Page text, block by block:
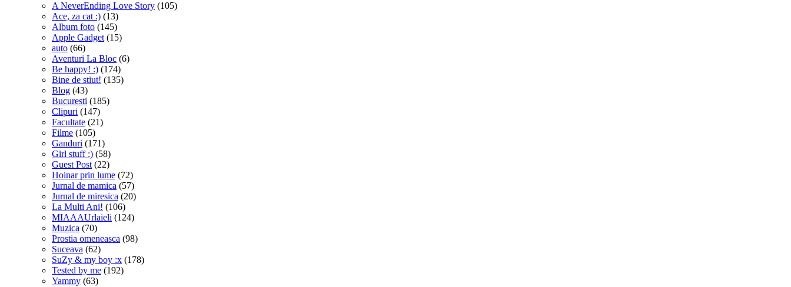
A NeverEnding Love Story (105)
Ace, za cat :) (13)
Album foto (145)
Apple Gadget (15)
auto (66)
Aventuri La Bloc (6)
Be happy! :) (174)
Bine de stiut! (135)
Blog (43)
Bucuresti (185)
Clipuri (147)
Facultate (21)
Filme (105)
Ganduri (171)
Girl stuff :) (58)
Guest Post (22)
Hoinar prin lume (72)
Jurnal de mamica (57)
Jurnal de miresica (20)
La Multi Ani! (106)
MIAAAUrlaieli (124)
Muzica (70)
Prostia omeneasca (98)
Suceava (62)
SuZy & my boy :x (178)
Tested by me (192)
Yammy (63)